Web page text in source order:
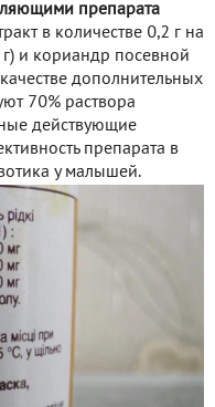
препарата
в количестве 0,2 г на
г) и кориандр посевной
дополнительных
70% раствора
действующие
препарата в
у малышей.